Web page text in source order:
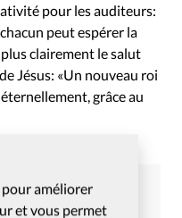
pour améliorer
et vous permet
pour les auditeurs:
peut espérer la
clairement le salut
Jésus: «Un nouveau roi
grâce au
numéro